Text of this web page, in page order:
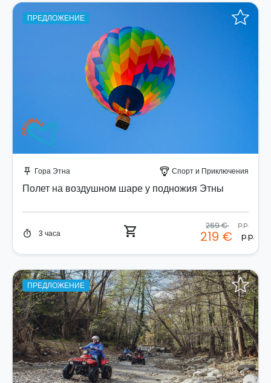
ПРЕДЛОЖЕНИЕ
push_pin Гора Этна paragliding Спорт и Приключения
Полет на воздушном шаре у подножия Этны
timer 3 часа shopping_cart 269 € p.p.
219 € p.p.
ПРЕДЛОЖЕНИЕ